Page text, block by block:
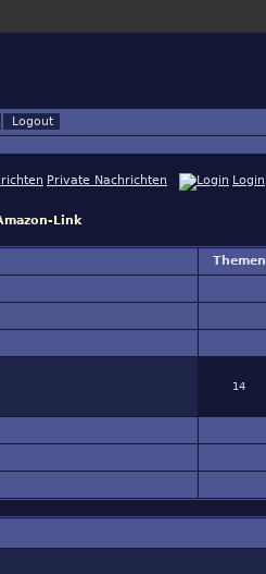
Private Nachrichten Login
Link
Themen
14